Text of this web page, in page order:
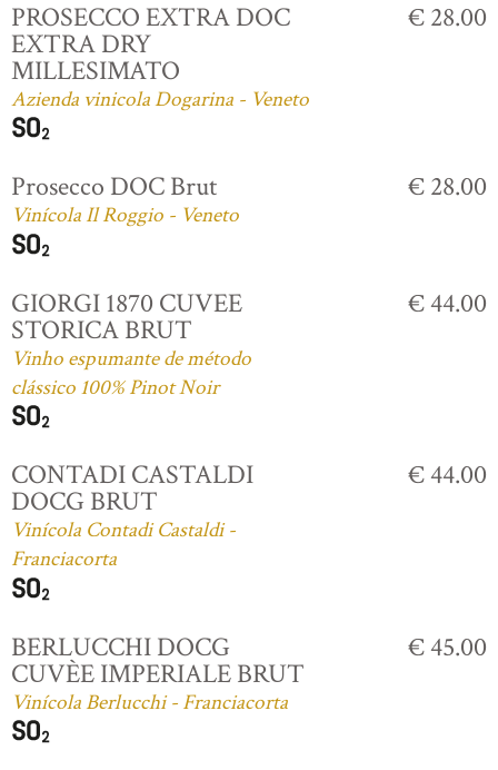
PROSECCO EXTRA DOC
EXTRA DRY
MILLESIMATO
Azienda vinicola Dogarina - Veneto
€ 28.00
Prosecco DOC Brut
Vinícola Il Roggio - Veneto
€ 28.00
GIORGI 1870 CUVEE
STORICA BRUT
Vinho espumante de método
clássico 100% Pinot Noir
€ 44.00
CONTADI CASTALDI
DOCG BRUT
Vinícola Contadi Castaldi -
Franciacorta
€ 44.00
BERLUCCHI DOCG
CUVÈE IMPERIALE BRUT
Vinícola Berlucchi - Franciacorta
€ 45.00